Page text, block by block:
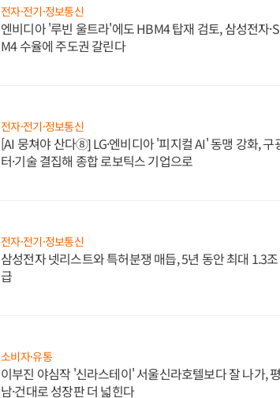
전자·전기·정보통신
엔비디아 '루빈 울트라'에도 HBM4 탑재 검토, 삼성전자
M4 수율에 주도권 갈린다
전자·전기·정보통신
[AI 뭉쳐야 산다⑧] LG·엔비디아 '피지컬 AI' 동맹 강화, 구
터·기술 결집해 종합 로보틱스 기업으로
전자·전기·정보통신
삼성전자 넷리스트와 특허분쟁 매듭, 5년 동안 최대 1.3
급
소비자·유통
이부진 야심작 '신라스테이' 서울신라호텔보다 잘 나가,
남·건대로 성장판 더 넓힌다